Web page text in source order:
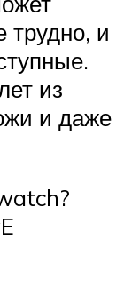
трудно, и
из
и даже